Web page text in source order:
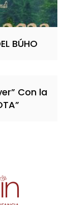
BÚHO
Con la